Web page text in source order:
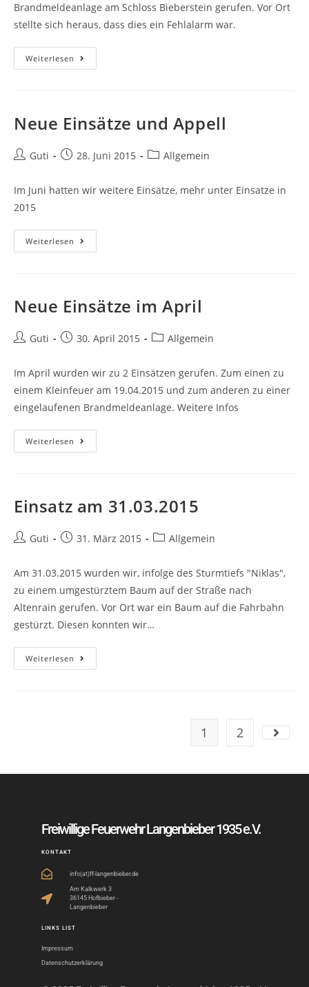
Brandmeldeanlage am Schloss Bieberstein gerufen. Vor Ort
stellte sich heraus, dass dies ein Fehlalarm war.
Weiterlesen
Neue Einsätze und Appell
Guti 28. Juni 2015 Allgemein
Im Juni hatten wir weitere Einsätze, mehr unter Einsatze in
2015
Weiterlesen
Neue Einsätze im April
Guti 30. April 2015 Allgemein
Im April wurden wir zu 2 Einsätzen gerufen. Zum einen zu
einem Kleinfeuer am 19.04.2015 und zum anderen zu einer
eingelaufenen Brandmeldeanlage. Weitere Infos
Weiterlesen
Einsatz am 31.03.2015
Guti 31. März 2015 Allgemein
Am 31.03.2015 wurden wir, infolge des Sturmtiefs "Niklas",
zu einem umgestürztem Baum auf der Straße nach
Altenrain gerufen. Vor Ort war ein Baum auf die Fahrbahn
gestürzt. Diesen konnten wir…
Weiterlesen
1 2
Freiwillige Feuerwehr Langenbieber 1935 e.V.
KONTAKT
info(at)ff-langenbieber.de
Am Kalkwerk 3
36145 Hofbieber -
Langenbieber
LINKS LIST
Impressum
Datenschutzerklärung